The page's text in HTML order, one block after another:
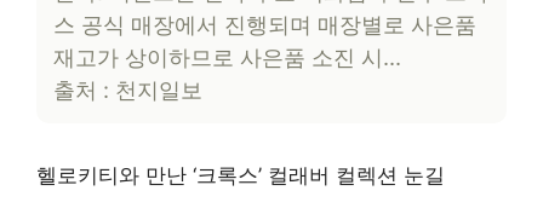
스 공식 매장에서 진행되며 매장별로 사은품
재고가 상이하므로 사은품 소진 시…
출처 : 천지일보
헬로키티와 만난 ‘크록스’ 컬래버 컬렉션 눈길